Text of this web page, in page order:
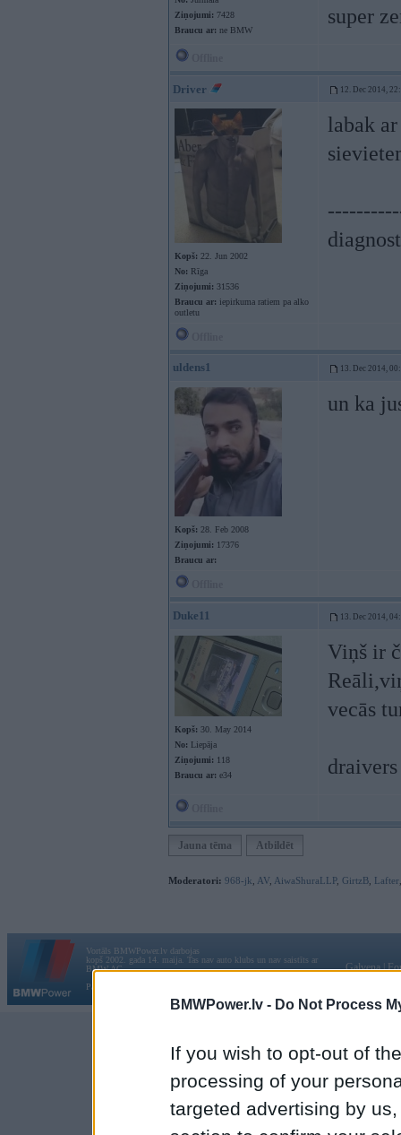
BMWPower.lv - Do Not Process
If you wish to opt-out of
processing of your
targeted advertising by
Ziņojumi: 7428
Braucu ar: ne BMW
super
Driver 12. Dec 2014,
Kopš: 22. Jun 2002
No: Rīga
Ziņojumi: 31536
Braucu ar: iepirkuma ratiem pa alko
outletu
labak
uldens1 13. Dec 2014,
Kopš: 28. Feb 2008
Ziņojumi: 17376
Braucu ar:
un ka
Duke11 13. Dec 2014,
Kopš: 30. May 2014
No: Liepāja
Ziņojumi: 118
Braucu ar: e34
Viņš ir
vecās
Jauna tēma Atbildēt
Moderatori: 968-jk AV AiwaShuraLLP, GirtzB Lafter
Vortāls BMWPower.lv darbojas
kopš 2002. gada 14. maija. Tas nav auto klubs un nav saistīts ar
BMW AG.
Par BMWPower
Galvena|